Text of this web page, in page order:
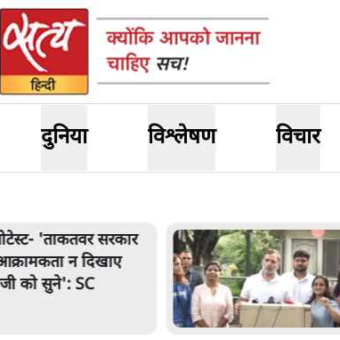
दुनिया विश्लेषण विचार
'युवाओं को
जा रहा है, पर मोदी-
हिम्मत नहीं'- राहुल